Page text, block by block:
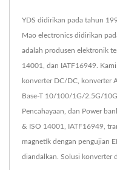
YDS didirikan pada tahun
Mao electronics didirikan
adalah produsen elektronik
14001, dan IATF16949.
konverter DC/DC, konverter
Base-T 10/100/1G/2.5G/
Pencahayaan, dan Power
& ISO 14001, IATF16949,
magnetik dengan pengujian
diandalkan. Solusi konverter